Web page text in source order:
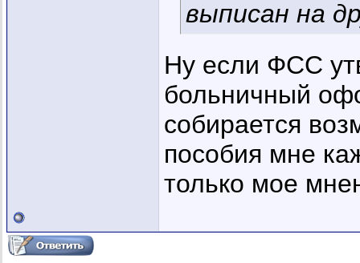
выписан на
Ну если ФСС
больничный
собирается
пособия мне
только мое